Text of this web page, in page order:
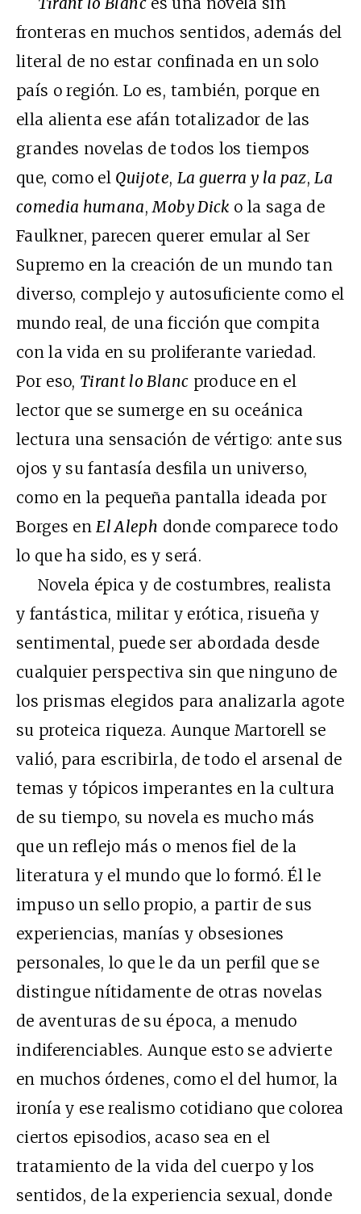
fronteras en muchos sentidos, además del
literal de no estar confinada en un solo
país o región. Lo es, también, porque en
ella alienta ese afán totalizador de las
grandes novelas de todos los tiempos
que, como el Quijote, La guerra y la paz,La
comedia humana,Moby Dick o la saga de
Faulkner, parecen querer emular al Ser
Supremo en la creación de un mundo tan
diverso, complejo y autosuficiente como el
mundo real, de una ficción que compita
con la vida en su proliferante variedad.
Por eso, Tirant lo Blanc produce en el
lector que se sumerge en su oceánica
lectura una sensación de vértigo: ante sus
ojos y su fantasía desfila un universo,
como en la pequeña pantalla ideada por
Borges enEl Aleph donde comparece todo
lo que ha sido, es y será.
Novela épica y de costumbres, realista
y fantástica, militar y erótica, risueña y
sentimental, puede ser abordada desde
cualquier perspectiva sin que ninguno de
los prismas elegidos para analizarla agote
su proteica riqueza. Aunque Martorell se
valió, para escribirla, de todo el arsenal de
temas y tópicos imperantes en la cultura
de su tiempo, su novela es mucho más
que un reflejo más o menos fiel de la
literatura y el mundo que lo formó. Él le
impuso un sello propio, a partir de sus
experiencias, manías y obsesiones
personales, lo que le da un perfil que se
distingue nítidamente de otras novelas
de aventuras de su época, a menudo
indiferenciables. Aunque esto se advierte
en muchos órdenes, como el del humor, la
ironía y ese realismo cotidiano que colorea
ciertos episodios, acaso sea en el
tratamiento de la vida del cuerpo y los
sentidos, de la experiencia sexual, donde